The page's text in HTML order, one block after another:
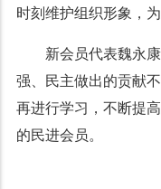
时刻维护组织形象，
新会员代表魏永
强、民主做出的贡献
再进行学习，不断提
的民进会员。